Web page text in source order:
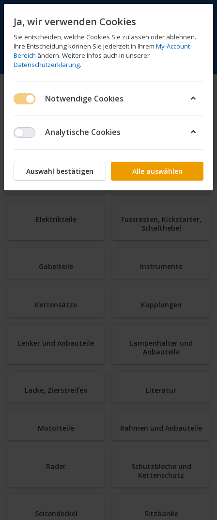
Menü Anmelden Vergleichen Wunschliste
GL 1000 Gold Wing
Bowdenzüge Dichtungen
Elektrikteile
Fussrasten, Kickstarter,
Schalthebel
Gabelteile Instrumente
Kettensätze Kupplungen
Lenker und Anbauteile
Lampenhalter und
Anbauteile
Lacke, Zierstreifen Literatur
Motorteile Rahmen und Anbauteile
Räder
Schutzbleche und
Kettenschutz
Seitendeckel Sitzbänke
Ja, wir verwenden Cookies
Sie entscheiden, welche Cookies Sie zulassen oder ablehnen.
Ihre Entscheidung können Sie jederzeit in Ihrem My-Account-
Bereich ändern. Weitere Infos auch in unserer
Datenschutzerklärung.
Notwendige Cookies
Analytische Cookies
Auswahl bestätigen Alle auswählen